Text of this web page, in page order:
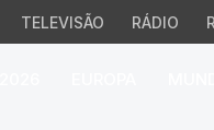
TELEVISÃO RÁDIO